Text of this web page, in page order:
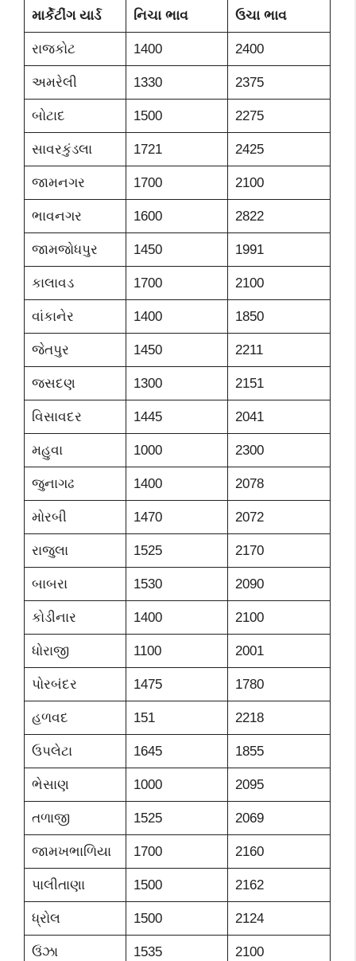
માર્કેટીંગ યાર્ડ નિચા ભાવ ઉચા ભાવ
રાજકોટ 1400 2400
અમરેલી 1330 2375
બોટાદ 1500 2275
સાવરકુંડલા 1721 2425
જામનગર 1700 2100
ભાવનગર 1600 2822
જામજોધપુર 1450 1991
કાલાવડ 1700 2100
વાંકાનેર 1400 1850
જેતપુર 1450 2211
જસદણ 1300 2151
વિસાવદર 1445 2041
મહુવા 1000 2300
જુનાગઢ 1400 2078
મોરબી 1470 2072
રાજુલા 1525 2170
બાબરા 1530 2090
કોડીનાર 1400 2100
ધોરાજી 1100 2001
પોરબંદર 1475 1780
હળવદ 151 2218
ઉપલેટા 1645 1855
ભેસાણ 1000 2095
તળાજી 1525 2069
જામખભાળિયા 1700 2160
પાલીતાણા 1500 2162
ધ્રોલ 1500 2124
ઉંઝા 1535 2100